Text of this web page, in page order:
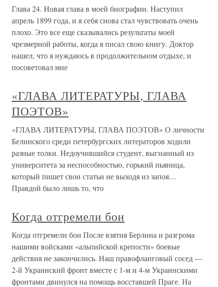
Глава 24. Новая глава в моей биографии. Наступил
апрель 1899 года, и я себя снова стал чувствовать очень
плохо. Это все еще сказывались результаты моей
чрезмерной работы, когда я писал свою книгу. Доктор
нашел, что я нуждаюсь в продолжительном отдыхе, и
посоветовал мне
«ГЛАВА ЛИТЕРАТУРЫ, ГЛАВА
ПОЭТОВ»
«ГЛАВА ЛИТЕРАТУРЫ, ГЛАВА ПОЭТОВ» О личности
Белинского среди петербургских литераторов ходили
разные толки. Недоучившийся студент, выгнанный из
университета за неспособностью, горький пьяница,
который пишет свои статьи не выходя из запоя…
Правдой было лишь то, что
Когда отгремели бои
Когда отгремели бои После взятия Берлина и разгрома
нашими войсками «альпийской крепости» боевые
действия не закончились. Наш правофланговый сосед —
2-й Украинский фронт вместе с 1-м и 4-м Украинскими
фронтами двинулся на помощь восставшей Праге. На